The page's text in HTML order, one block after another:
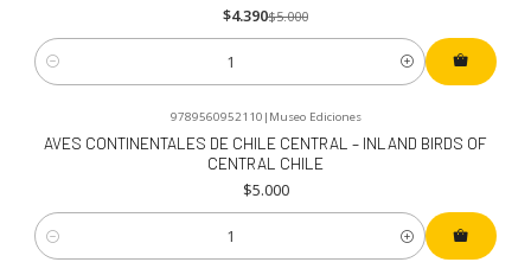
$4.390$5.000
Cantidad
9789560952110 | Museo Ediciones
AVES CONTINENTALES DE CHILE CENTRAL – INLAND BIRDS OF
CENTRAL CHILE
$5.000
Cantidad